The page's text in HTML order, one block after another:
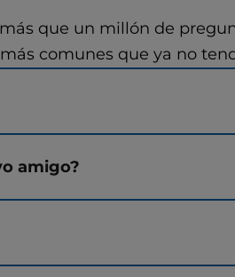
que un millón de
más comunes que ya no
amigo?